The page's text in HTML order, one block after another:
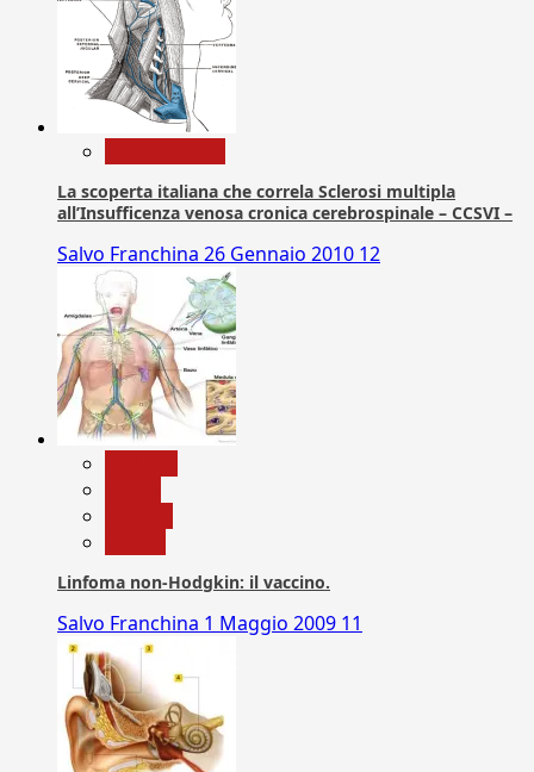
La scoperta italiana che correla Sclerosi multipla
all’Insufficenza venosa cronica cerebrospinale – CCSVI –
Salvo Franchina 26 Gennaio 2010 12
Linfoma non-Hodgkin: il vaccino.
Salvo Franchina 1 Maggio 2009 11